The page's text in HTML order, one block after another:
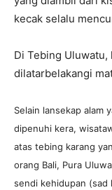
kecak selalu
Di Tebing
dilatarbelakangi
Selain lansekap alam
dipenuhi kera,
atas tebing karang
orang Bali, Pura
sendi kehidupan (sad